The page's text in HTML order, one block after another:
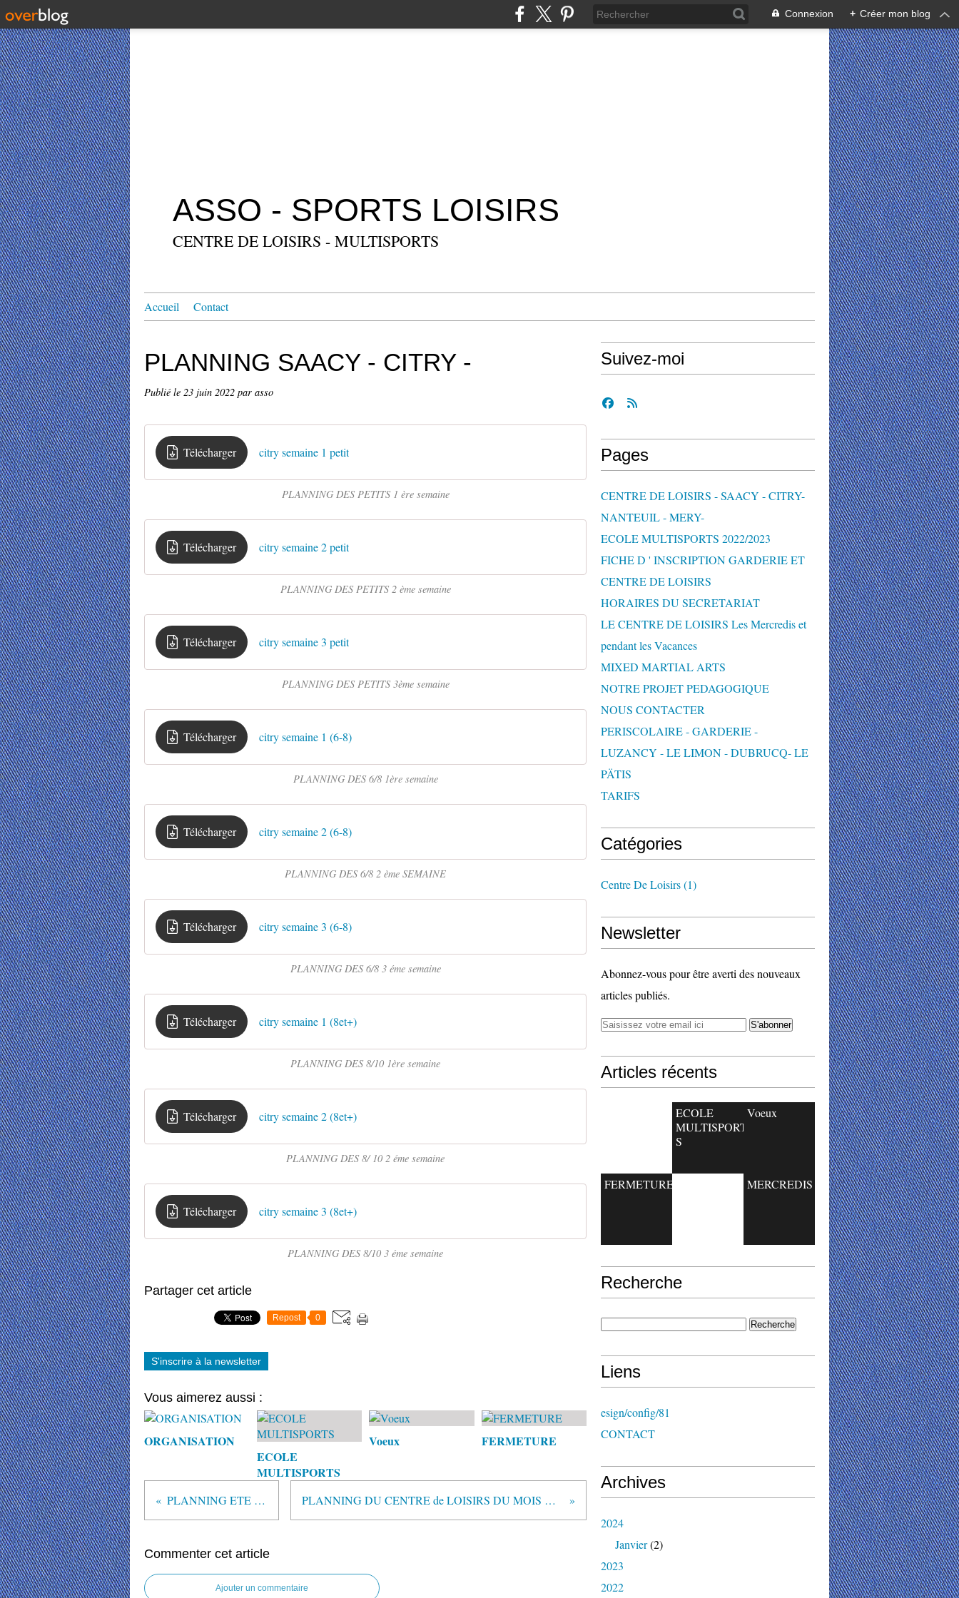
Connexion + Créer mon blog
ASSO - SPORTS LOISIRS
CENTRE DE LOISIRS - MULTISPORTS
Accueil Contact
PLANNING SAACY - CITRY -
Publié le 23 juin 2022 par asso
Télécharger citry semaine 1 petit
PLANNING DES PETITS 1 ère semaine
Télécharger citry semaine 2 petit
PLANNING DES PETITS 2 ème semaine
Télécharger citry semaine 3 petit
PLANNING DES PETITS 3ème semaine
Télécharger citry semaine 1 (6-8)
PLANNING DES 6/8 1ère semaine
Télécharger citry semaine 2 (6-8)
PLANNING DES 6/8 2 ème SEMAINE
Télécharger citry semaine 3 (6-8)
PLANNING DES 6/8 3 éme semaine
Télécharger citry semaine 1 (8et+)
PLANNING DES 8/10 1ère semaine
Télécharger citry semaine 2 (8et+)
PLANNING DES 8/ 10 2 éme semaine
Télécharger citry semaine 3 (8et+)
PLANNING DES 8/10 3 éme semaine
Partager cet article
Repost 0
S'inscrire à la newsletter
Vous aimerez aussi :
ORGANISATION
ECOLE
MULTISPORTS
Voeux FERMETURE
PLANNING ETE 2022 PLANNING DU CENTRE de LOISIRS DU MOIS D'AOUT
Commenter cet article
Ajouter un commentaire
Suivez-moi
Pages
CENTRE DE LOISIRS - SAACY - CITRY-
NANTEUIL - MERY-
ECOLE MULTISPORTS 2022/2023
FICHE D ' INSCRIPTION GARDERIE ET
CENTRE DE LOISIRS
HORAIRES DU SECRETARIAT
LE CENTRE DE LOISIRS Les Mercredis et
pendant les Vacances
MIXED MARTIAL ARTS
NOTRE PROJET PEDAGOGIQUE
NOUS CONTACTER
PERISCOLAIRE - GARDERIE -
LUZANCY - LE LIMON - DUBRUCQ- LE
PÄTIS
TARIFS
Catégories
Centre De Loisirs(1)
Newsletter
Abonnez-vous pour être averti des nouveaux
articles publiés.
Articles récents
ECOLE
MULTISPORT
S
Voeux
FERMETURE MERCREDIS
Recherche
Liens
esign/config/81
CONTACT
Archives
2024
Janvier(2)
2023
2022